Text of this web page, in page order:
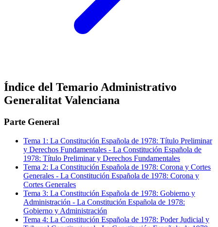
Índice del Temario Administrativo
Generalitat Valenciana
Parte General
Tema 1 : La Constitución Española de 1978: Título Preliminar
y Derechos Fundamentales - La Constitución Española de
1978: Título Preliminar y Derechos Fundamentales
Tema 2: La Constitución Española de 1978: Corona y Cortes
Generales - La Constitución Española de 1978: Corona y
Cortes Generales
Tema 3: La Constitución Española de 1978: Gobierno y
Administración - La Constitución Española de 1978:
Gobierno y Administración
Tema 4: La Constitución Española de 1978: Poder Judicial y